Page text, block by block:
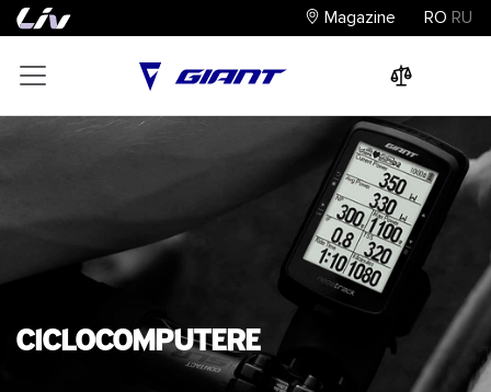
Magazine RO RU
Ciclocomputere